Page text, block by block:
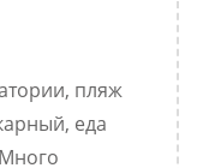
пляж
еда